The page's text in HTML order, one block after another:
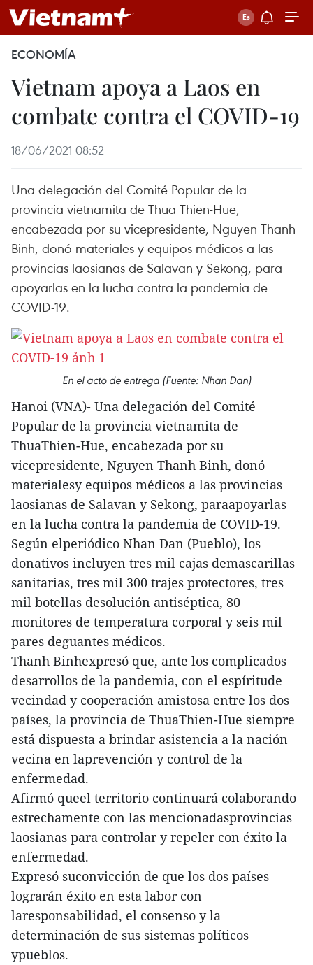
ECONOMÍA
Vietnam apoya a Laos en
combate contra el COVID-19
18/06/2021 08:52
Una delegación del Comité Popular de la
provincia vietnamita de Thua Thien-Hue,
encabezada por su vicepresidente, Nguyen Thanh
Binh, donó materiales y equipos médicos a las
provincias laosianas de Salavan y Sekong, para
apoyarlas en la lucha contra la pandemia de
COVID-19.
En el acto de entrega (Fuente: Nhan Dan)
Hanoi (VNA)- Una delegación del Comité
Popular de la provincia vietnamita de
ThuaThien-Hue, encabezada por su
vicepresidente, Nguyen Thanh Binh, donó
materialesy equipos médicos a las provincias
laosianas de Salavan y Sekong, paraapoyarlas
en la lucha contra la pandemia de COVID-19.
Según elperiódico Nhan Dan (Pueblo), los
donativos incluyen tres mil cajas demascarillas
sanitarias, tres mil 300 trajes protectores, tres
mil botellas desolución antiséptica, 80
monitores de temperatura corporal y seis mil
pares deguantes médicos.
Thanh Binhexpresó que, ante los complicados
desarrollos de la pandemia, con el espíritude
vecindad y cooperación amistosa entre los dos
países, la provincia de ThuaThien-Hue siempre
está dispuesta a brindar asistencia a la nación
vecina en laprevención y control de la
enfermedad.
Afirmó queel territorio continuará colaborando
estrechamente con las mencionadasprovincias
laosianas para controlar y repeler con éxito la
enfermedad.
Expresó suconvicción de que los dos países
lograrán éxito en esta labor con
laresponsabilidad, el consenso y la
determinación de sus sistemas políticos
ypueblos.